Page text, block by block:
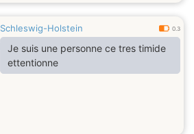
Schleswig-Holstein 0.3
Je suis une personne ce tres timide
ettentionne